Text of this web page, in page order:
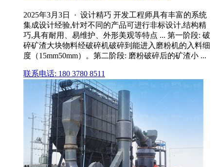
2025年3月3日 · 设计精巧 开发工程师具有丰富的系统
集成设计经验,针对不同的产品可进行非标设计,结构精
巧,具有耐用、易维护、外形美观等特点 ... 第一阶段: 破
碎矿渣大块物料经破碎机破碎到能进入磨粉机的入料细
度（15mm50mm）。第二阶段: 磨粉破碎后的矿渣小 ...
联系电话: 180 3780 8511